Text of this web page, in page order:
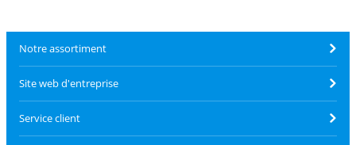
Notre assortiment
Site web d'entreprise
Service client